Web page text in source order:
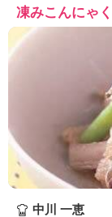
凍みこんにゃ
中川 一恵